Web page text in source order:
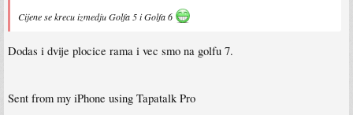
Cijene se krecu izmedju Golfa 5 i Golfa 6
Dodas i dvije plocice rama i vec smo na golfu 7.
Sent from my iPhone using Tapatalk Pro